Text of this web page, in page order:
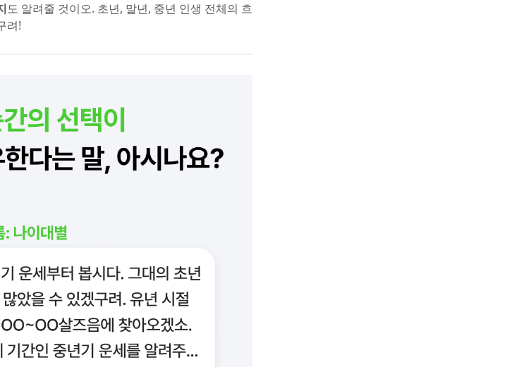
도 알려줄 것이오. 초년, 말년, 중년 인생 전체의 흐
려!